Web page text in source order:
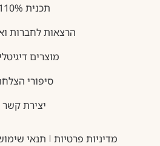
תכנית 110%
הרצאות לחברות
מוצרים
סיפורי
יצירת קשר
מדיניות פרטיות תנאי